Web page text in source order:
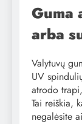
Guma
arba
Valytuvų
UV
atrodo
Tai reiškia,
negalėsite